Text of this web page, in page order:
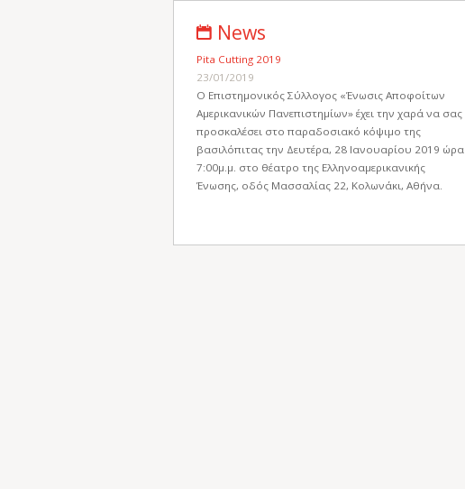
News
Pita Cutting 2019
23/01/2019
Ο Επιστημονικός Σύλλογος «Ένωσις Αποφοίτων
Αμερικανικών Πανεπιστημίων» έχει την χαρά να σας
προσκαλέσει στο παραδοσιακό κόψιμο της
βασιλόπιτας την Δευτέρα, 28 Ιανουαρίου 2019 ώρα
7:00μ.μ. στο θέατρο της Ελληνοαμερικανικής
Ένωσης, οδός Μασσαλίας 22, Κολωνάκι, Αθήνα.